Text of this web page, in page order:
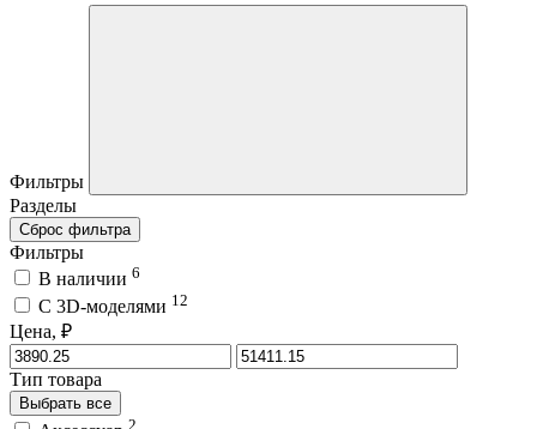
Фильтры
Разделы
Сброс фильтра
Фильтры
В наличии 6
C 3D-моделями 12
Цена, ₽
Тип товара
Выбрать все
2